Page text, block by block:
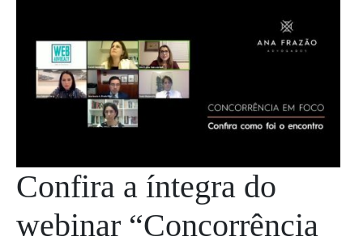
Confira a íntegra do
webinar “Concorrência